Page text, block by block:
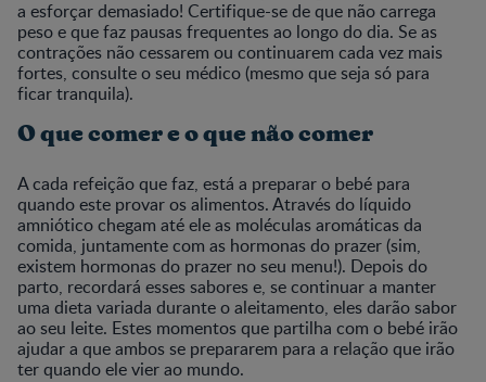
a esforçar demasiado! Certifique-se de que não carrega
peso e que faz pausas frequentes ao longo do dia. Se as
contrações não cessarem ou continuarem cada vez mais
fortes, consulte o seu médico (mesmo que seja só para
ficar tranquila).
O que comer e o que não comer
A cada refeição que faz, está a preparar o bebé para
quando este provar os alimentos. Através do líquido
amniótico chegam até ele as moléculas aromáticas da
comida, juntamente com as hormonas do prazer (sim,
existem hormonas do prazer no seu menu!). Depois do
parto, recordará esses sabores e, se continuar a manter
uma dieta variada durante o aleitamento, eles darão sabor
ao seu leite. Estes momentos que partilha com o bebé irão
ajudar a que ambos se prepararem para a relação que irão
ter quando ele vier ao mundo.